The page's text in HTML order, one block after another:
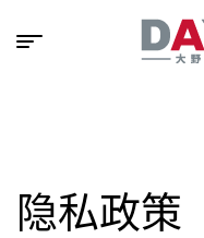
隐私政策